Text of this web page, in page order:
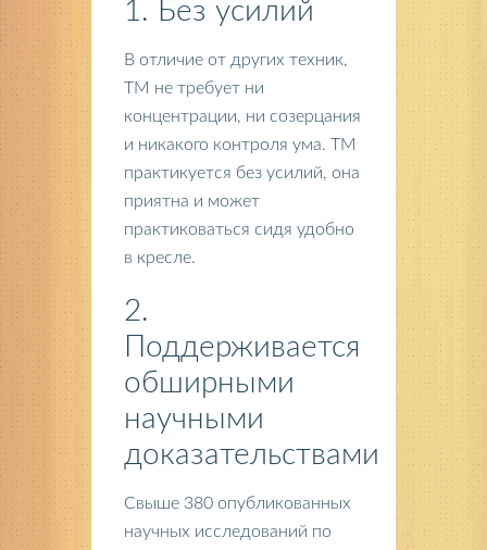
1. Без усилий
В отличие от других техник,
ТМ не требует ни
концентрации, ни созерцания
и никакого контроля ума. ТМ
практикуется без усилий, она
приятна и может
практиковаться сидя удобно
в кресле.
2.
Поддерживается
обширными
научными
доказательствами
Свыше 380 опубликованных
научных исследований по